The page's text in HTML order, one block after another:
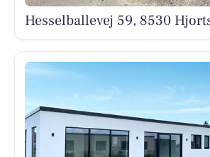
Hesselballevej 59, 8530